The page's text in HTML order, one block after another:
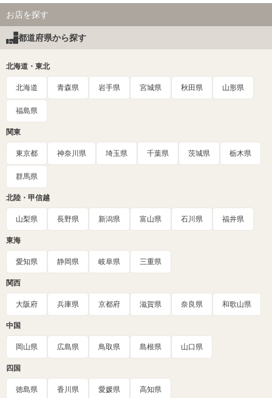
お店を探す
都道府県から探す
北海道・東北
北海道 青森県 岩手県 宮城県 秋田県 山形県
福島県
関東
東京都 神奈川県 埼玉県 千葉県 茨城県 栃木県
群馬県
北陸・甲信越
山梨県 長野県 新潟県 富山県 石川県 福井県
東海
愛知県 静岡県 岐阜県 三重県
関西
大阪府 兵庫県 京都府 滋賀県 奈良県 和歌山県
中国
岡山県 広島県 鳥取県 島根県 山口県
四国
徳島県 香川県 愛媛県 高知県